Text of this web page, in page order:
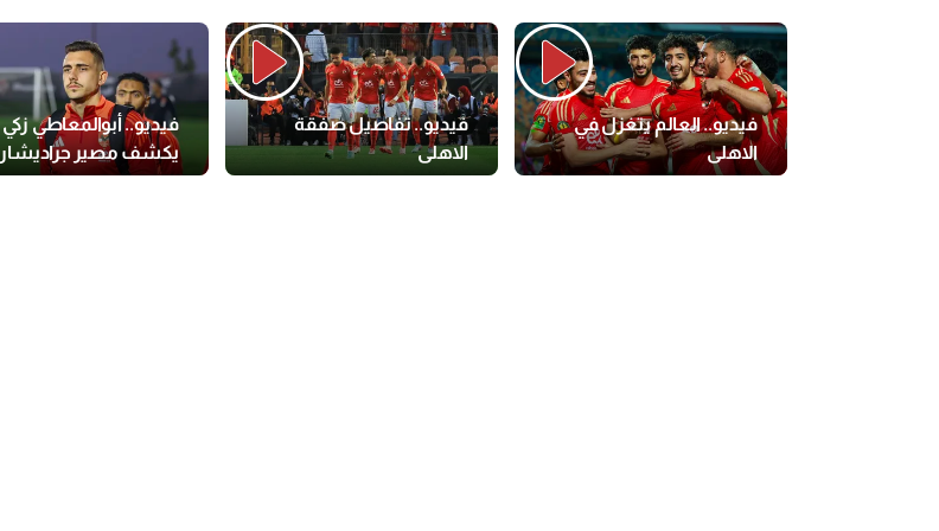
فيديو.. العالم يتغزل في
الاهلى
فيديو.. تفاصيل صفقة
الاهلى
فيديو.. أبوالمعاطي زكي
يكشف مصير جراديشار